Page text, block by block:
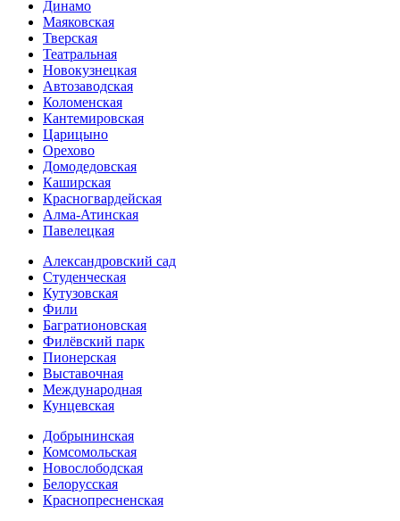
Динамо
Маяковская
Тверская
Театральная
Новокузнецкая
Автозаводская
Коломенская
Кантемировская
Царицыно
Орехово
Домодедовская
Каширская
Красногвардейская
Алма-Атинская
Павелецкая
Александровский сад
Студенческая
Кутузовская
Фили
Багратионовская
Филёвский парк
Пионерская
Выставочная
Международная
Кунцевская
Добрынинская
Комсомольская
Новослободская
Белорусская
Краснопресненская